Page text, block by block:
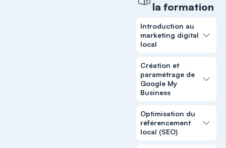
la formation
Introduction au
marketing digital
local
Création et
paramétrage de
Google My
Business
Optimisation du
référencement
local (SEO)